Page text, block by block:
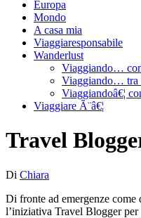
Europa
Mondo
A casa mia
Viaggiaresponsabile
Wanderlust
Viaggiando…
Viaggiando… tra
Viaggiandoâ€¦
Viaggiare Ã¨â€¦
Travel
Di Chiara
Di fronte ad emergenze
l’iniziativa Travel Blogger per